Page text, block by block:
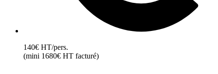
140€ HT/pers.
(mini 1680€ HT facturé)